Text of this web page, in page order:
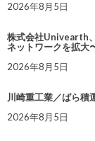
2026年8月5日
株式会社Univearth
ネットワークを拡大
2026年8月5日
川崎重工業／ばら積
2026年8月5日